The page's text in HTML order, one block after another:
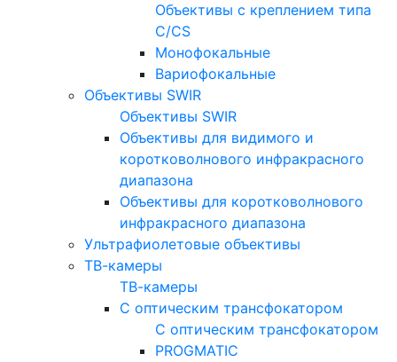
Объективы с креплением типа
C/CS
Монофокальные
Вариофокальные
Объективы SWIR
Объективы SWIR
Объективы для видимого и
коротковолнового инфракрасного
диапазона
Объективы для коротковолнового
инфракрасного диапазона
Ультрафиолетовые объективы
ТВ-камеры
ТВ-камеры
С оптическим трансфокатором
С оптическим трансфокатором
PROGMATIC